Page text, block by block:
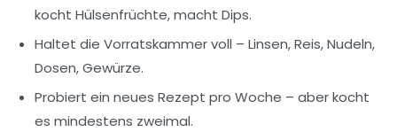
kocht Hülsenfrüchte, macht Dips.
Haltet die Vorratskammer voll – Linsen, Reis, Nudeln,
Dosen, Gewürze.
Probiert ein neues Rezept pro Woche – aber kocht
es mindestens zweimal.